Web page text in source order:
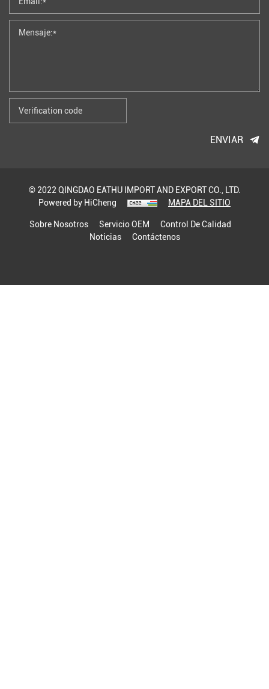
ENVIAR
© 2022 QINGDAO EATHU IMPORT AND EXPORT CO., LTD.
Powered by HiCheng
MAPA DEL SITIO
Sobre Nosotros
Servicio OEM
Control De Calidad
Noticias
Contáctenos